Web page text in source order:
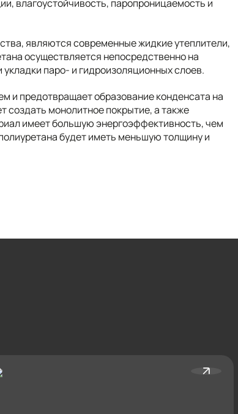
влагоустойчивость, паропроницаемость и
являются современные жидкие утеплители,
осуществляется непосредственно на
паро- и гидроизоляционных слоев.
и предотвращает образование конденсата на
создать монолитное покрытие, а также
имеет большую энергоэффективность, чем
будет иметь меньшую толщину и